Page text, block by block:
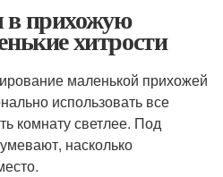
прихожую
хитрости
маленькой прихожей
использовать все
комнату светлее. Под
насколько